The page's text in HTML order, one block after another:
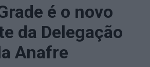
é o novo
da Delegação
Anafre